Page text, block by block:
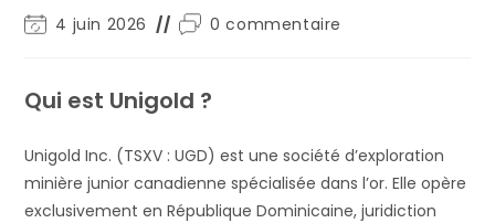
4 juin 2026 0 commentaire
Qui est Unigold ?
Unigold Inc. (TSXV : UGD) est une société d’exploration
minière junior canadienne spécialisée dans l’or. Elle opère
exclusivement en République Dominicaine, juridiction